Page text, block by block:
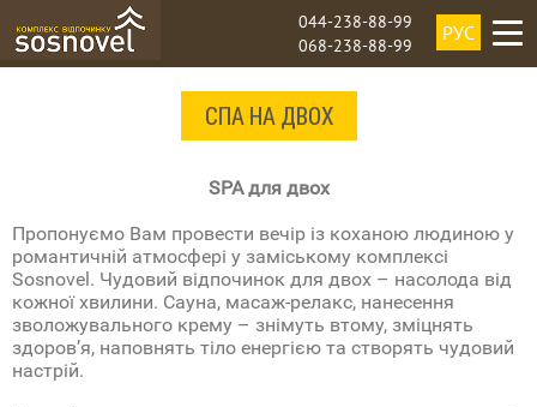
044-238-88-99
068-238-88-99
РУС
СПА НА ДВОХ
SPA для двох
Пропонуємо Вам провести вечір із коханою людиною у
романтичній атмосфері у заміському комплексі
Sosnovel. Чудовий відпочинок для двох – насолода від
кожної хвилини. Сауна, масаж-релакс, нанесення
зволожувального крему – знімуть втому, зміцнять
здоров’я, наповнять тіло енергією та створять чудовий
настрій.